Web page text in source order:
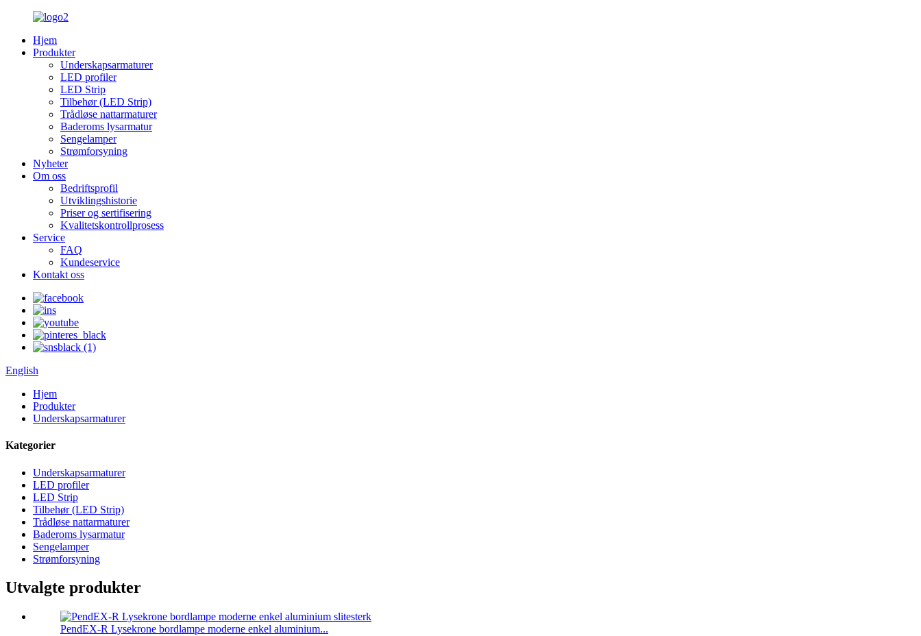
Hjem
Produkter
Underskapsarmaturer
LED profiler
LED Strip
Tilbehør (LED Strip)
Trådløse nattarmaturer
Baderoms lysarmatur
Sengelamper
Strømforsyning
Nyheter
Om oss
Bedriftsprofil
Utviklingshistorie
Priser og sertifisering
Kvalitetskontrollprosess
Service
FAQ
Kundeservice
Kontakt oss
English
Hjem
Produkter
Underskapsarmaturer
Kategorier
Underskapsarmaturer
LED profiler
LED Strip
Tilbehør (LED Strip)
Trådløse nattarmaturer
Baderoms lysarmatur
Sengelamper
Strømforsyning
Utvalgte produkter
PendEX-R Lysekrone bordlampe moderne enkel aluminium...